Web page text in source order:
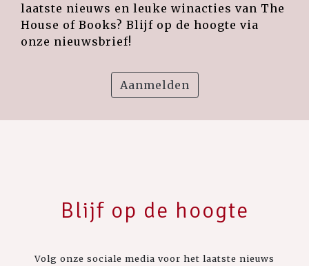
laatste nieuws en leuke winacties van The
House of Books? Blijf op de hoogte via
onze nieuwsbrief!
Aanmelden
Blijf op de hoogte
Volg onze sociale media voor het laatste nieuws